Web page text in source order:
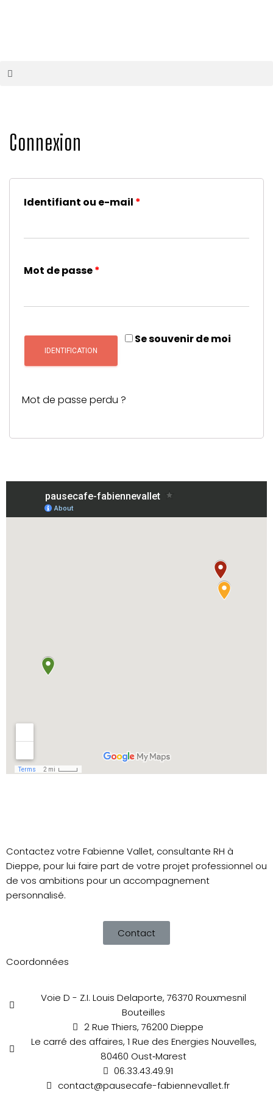
Connexion
Identifiant ou e-mail *
Mot de passe*
Se souvenir de moi
IDENTIFICATION
Mot de passe perdu ?
Contactez votre Fabienne Vallet, consultante RH à
Dieppe, pour lui faire part de votre projet professionnel ou
de vos ambitions pour un accompagnement
personnalisé.
Contact
Coordonnées
Voie D - Z.I. Louis Delaporte, 76370 Rouxmesnil
Bouteilles
2 Rue Thiers, 76200 Dieppe
Le carré des affaires, 1 Rue des Energies Nouvelles,
80460 Oust‑Marest
06.33.43.49.91
contact@pausecafe-fabiennevallet.fr